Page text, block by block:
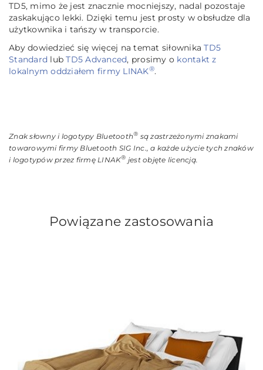
TD5, mimo że jest znacznie mocniejszy, nadal pozostaje
zaskakująco lekki. Dzięki temu jest prosty w obsłudze dla
użytkownika i tańszy w transporcie.
Aby dowiedzieć się więcej na temat siłownikaTD5
Standard lubTD5 Advanced, prosimy o kontakt z
lokalnym oddziałem firmy LINAK®.
Znak słowny i logotypy Bluetooth® są zastrzeżonymi znakami
towarowymi firmy Bluetooth SIG Inc., a każde użycie tych znaków
i logotypów przez firmę LINAK® jest objęte licencją.
Powiązane zastosowania